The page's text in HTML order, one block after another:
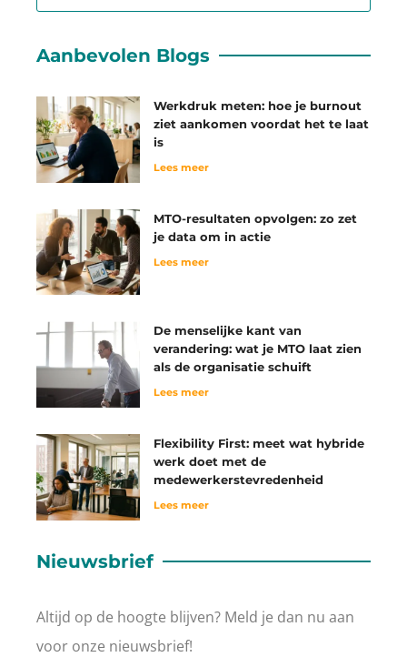
Aanbevolen Blogs
Werkdruk meten: hoe je burnout
ziet aankomen voordat het te laat
is
Lees meer
MTO-resultaten opvolgen: zo zet
je data om in actie
Lees meer
De menselijke kant van
verandering: wat je MTO laat zien
als de organisatie schuift
Lees meer
Flexibility First: meet wat hybride
werk doet met de
medewerkerstevredenheid
Lees meer
Nieuwsbrief
Altijd op de hoogte blijven? Meld je dan nu aan
voor onze nieuwsbrief!